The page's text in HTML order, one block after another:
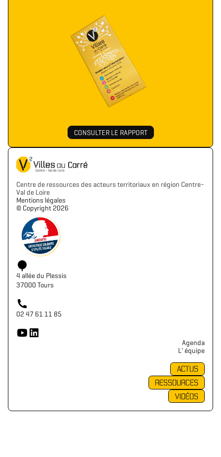
CONSULTER LE RAPPORT
Centre de ressources des acteurs territoriaux en région Centre-
Val de Loire
Mentions légales
©️ Copyright 2026
4 allée du Plessis
37000 Tours
02 47 61 11 85
Agenda
L' équipe
ACTUS
RESSOURCES
VIDÉOS